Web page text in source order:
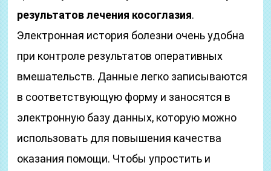
результатов лечения косоглазия.
Электронная история болезни очень удобна
при контроле результатов оперативных
вмешательств. Данные легко записываются
в соответствующую форму и заносятся в
электронную базу данных, которую можно
использовать для повышения качества
оказания помощи. Чтобы упростить и